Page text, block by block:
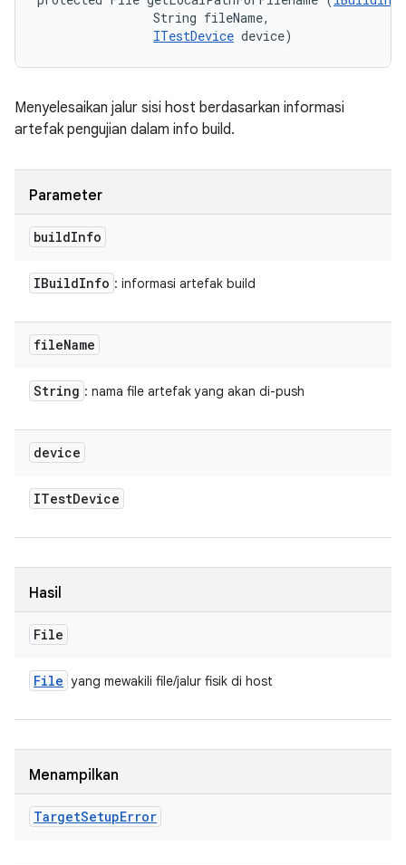
                String fileName,
ITestDevice device)
Menyelesaikan jalur sisi host berdasarkan informasi
artefak pengujian dalam info build.
Parameter
buildInfo
IBuildInfo : informasi artefak build
fileName
String : nama file artefak yang akan di-push
device
ITestDevice
Hasil
File
File yang mewakili file/jalur fisik di host
Menampilkan
TargetSetupError